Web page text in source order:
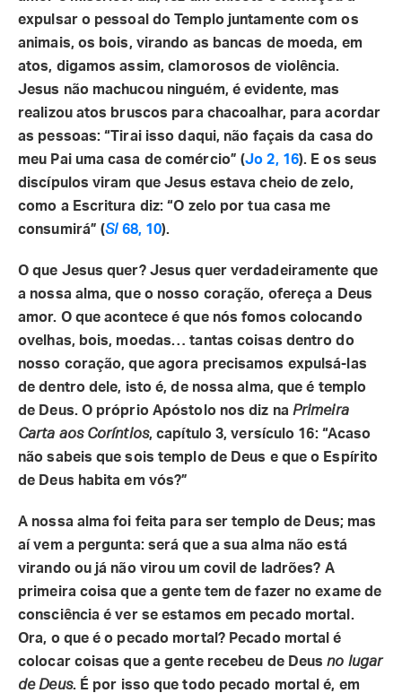
expulsar o pessoal do Templo juntamente com os
animais, os bois, virando as bancas de moeda, em
atos, digamos assim, clamorosos de violência.
Jesus não machucou ninguém, é evidente, mas
realizou atos bruscos para chacoalhar, para acordar
as pessoas: “Tirai isso daqui, não façais da casa do
meu Pai uma casa de comércio” (Jo 2, 16). E os seus
discípulos viram que Jesus estava cheio de zelo,
como a Escritura diz: “O zelo por tua casa me
consumirá” (Sl68, 10).
O que Jesus quer? Jesus quer verdadeiramente que
a nossa alma, que o nosso coração, ofereça a Deus
amor. O que acontece é que nós fomos colocando
ovelhas, bois, moedas… tantas coisas dentro do
nosso coração, que agora precisamos expulsá-las
de dentro dele, isto é, de nossa alma, que é templo
de Deus. O próprio Apóstolo nos diz na Primeira
Carta aos Coríntios, capítulo 3, versículo 16: “Acaso
não sabeis que sois templo de Deus e que o Espírito
de Deus habita em vós?”
A nossa alma foi feita para ser templo de Deus; mas
aí vem a pergunta: será que a sua alma não está
virando ou já não virou um covil de ladrões? A
primeira coisa que a gente tem de fazer no exame de
consciência é ver se estamos em pecado mortal.
Ora, o que é o pecado mortal? Pecado mortal é
colocar coisas que a gente recebeu de Deusno lugar
de Deus. É por isso que todo pecado mortal é, em